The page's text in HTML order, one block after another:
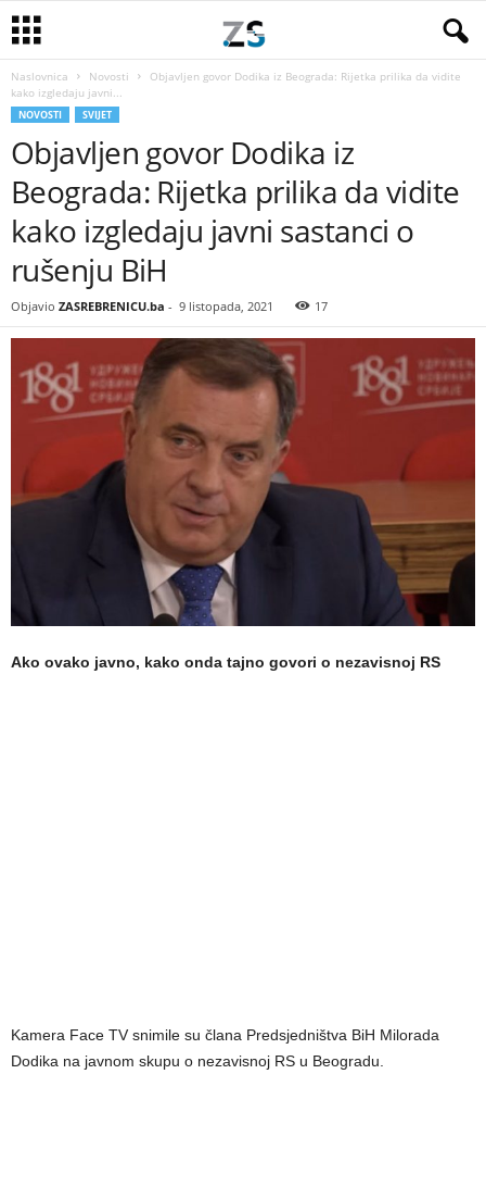
Naslovnica Novosti
Objavljen govor Dodika iz Beograda: Rijetka prilika da vidite
kako izgledaju javni...
NOVOSTI SVIJET
Objavljen govor Dodika iz
Beograda: Rijetka prilika da vidite
kako izgledaju javni sastanci o
rušenju BiH
Objavio ZASREBRENICU.ba - 9 listopada, 2021 17
Ako ovako javno, kako onda tajno govori o nezavisnoj RS
Kamera Face TV snimile su člana Predsjedništva BiH Milorada
Dodika na javnom skupu o nezavisnoj RS u Beogradu.